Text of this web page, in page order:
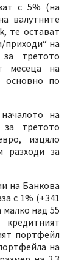
с 5% (на
валутните
те остават
приходи“ на
третото
месеца на
основно по
на
третото
изцяло
разходи за
на Банкова
с 1% (+341
над 55
портфейл
на